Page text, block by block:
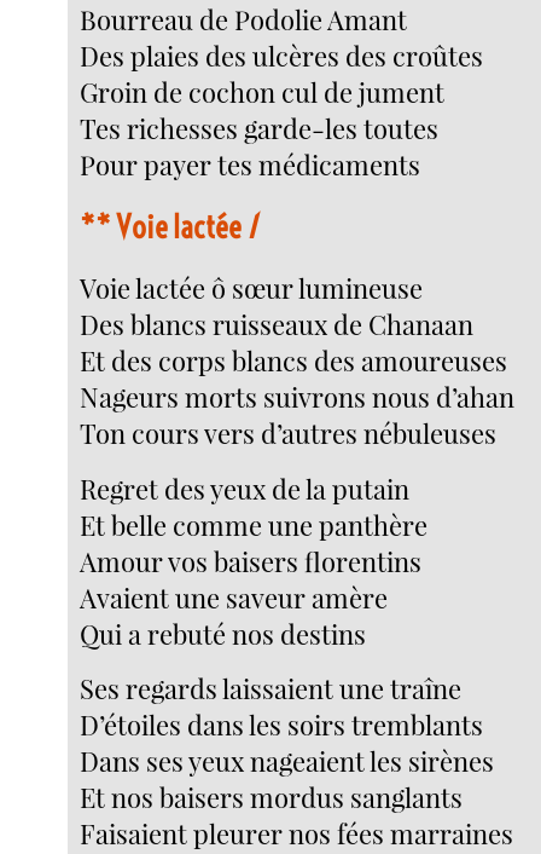
Bourreau de Podolie Amant
Des plaies des ulcères des croûtes
Groin de cochon cul de jument
Tes richesses garde-les toutes
Pour payer tes médicaments
**Voie lactée1
Voie lactée ô sœur lumineuse
Des blancs ruisseaux de Chanaan
Et des corps blancs des amoureuses
Nageurs morts suivrons nous d’ahan
Ton cours vers d’autres nébuleuses
Regret des yeux de la putain
Et belle comme une panthère
Amour vos baisers florentins
Avaient une saveur amère
Qui a rebuté nos destins
Ses regards laissaient une traîne
D’étoiles dans les soirs tremblants
Dans ses yeux nageaient les sirènes
Et nos baisers mordus sanglants
Faisaient pleurer nos fées marraines